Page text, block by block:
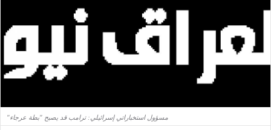
مسؤول استخباراتي إسرائيلي: ترامب قد يصبح "بطة عرجاء"